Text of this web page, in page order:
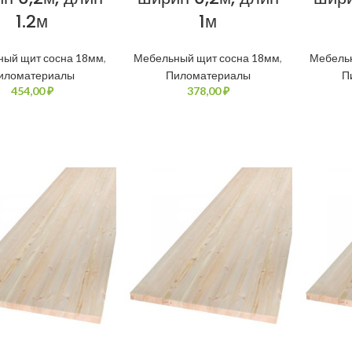
1.2м
щит сосна 18мм,
₽
1м
Мебельный щит сосна 18мм,
Пиломатериалы
₽